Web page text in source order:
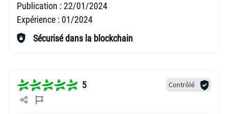
Publication : 22/01/2024
Expérience : 01/2024
Sécurisé dans la blockchain
5 Contrôlé